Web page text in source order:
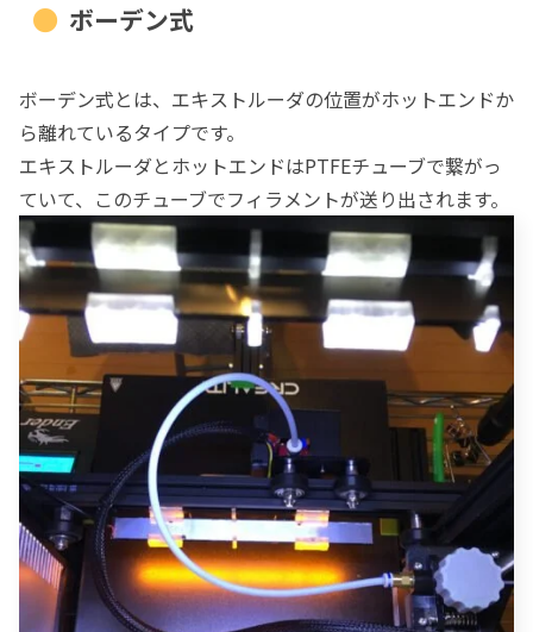
PIDを設定
「3DTouch」も導入
TPUフィラメントでも印刷してみました。
ボーデン式
ボーデン式とは、エキストルーダの位置がホットエンドか
ら離れているタイプです。
エキストルーダとホットエンドはPTFEチューブで繋がっ
ていて、このチューブでフィラメントが送り出されます。